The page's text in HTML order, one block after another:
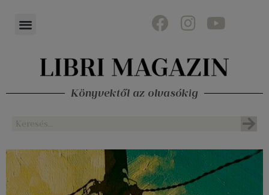
Könyvektől az olvasókig